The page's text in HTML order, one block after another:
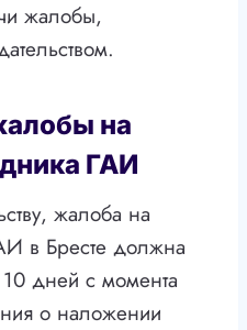
жалобы,
на
ГАИ
жалоба на
в Бресте должна
дней с момента
о наложении